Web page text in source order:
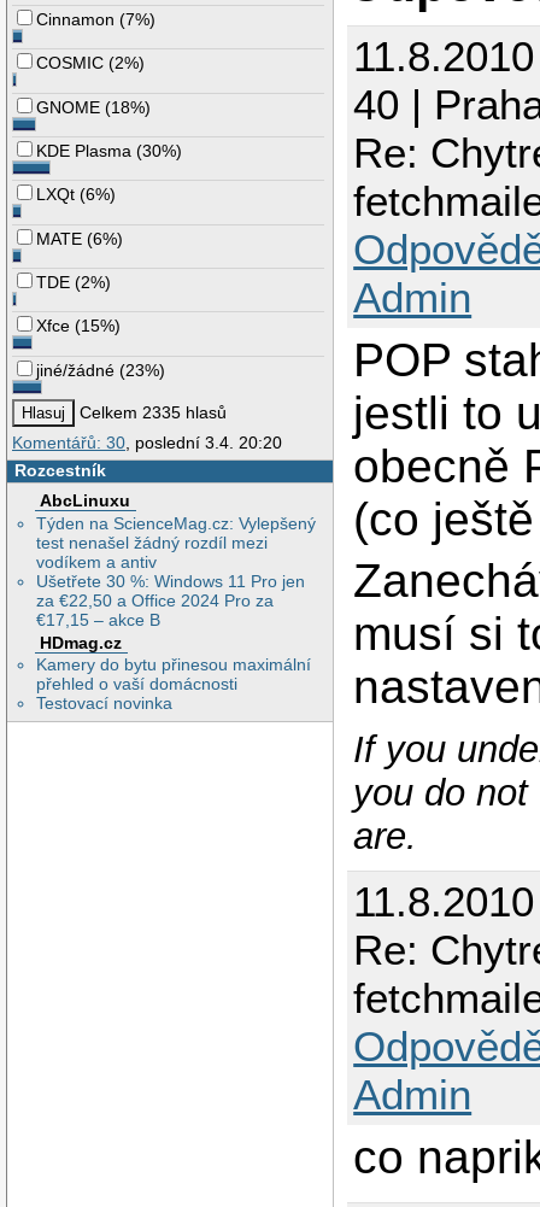
Cinnamon (7%)
COSMIC (2%)
GNOME (18%)
KDE Plasma (30%)
LXQt (6%)
MATE (6%)
TDE (2%)
Xfce (15%)
jiné/žádné (23%)
Celkem 2335 hlasů
Komentářů: 30, poslední 3.4. 20:20
Rozcestník
AbcLinuxu
Týden na ScienceMag.cz: Vylepšený
test nenašel žádný rozdíl mezi
vodíkem a antiv
Ušetřete 30 %: Windows 11 Pro jen
za €22,50 a Office 2024 Pro za
€17,15 – akce B
HDmag.cz
Kamery do bytu přinesou maximální
přehled o vaší domácnosti
Testovací novinka
40 |
Re:
Admin
POP
jestli to
obecně
(co
musí si
If you
you do
are.
Re:
Admin
co